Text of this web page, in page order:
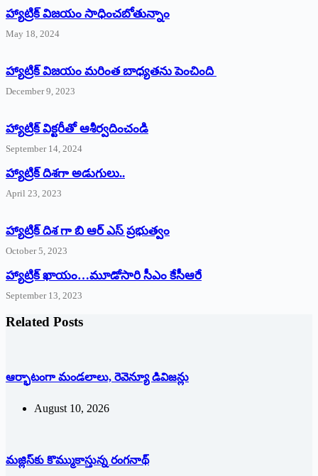
హ్యాట్రిక్‌ విజయం సాధించబోతున్నాం
May 18, 2024
హ్యాట్రిక్ విజయం మరింత బాధ్యతను పెంచింది
December 9, 2023
హ్యాట్రిక్‌ ‌విక్టరీతో ఆశీర్వదించండి
September 14, 2024
‌హ్యాట్రిక్‌ ‌దిశగా అడుగులు..
April 23, 2023
హ్యాట్రిక్ దిశ గా బి ఆర్ ఎస్ ప్రభుత్వం
October 5, 2023
హ్యాట్రిక్‌ ‌ఖాయం…మూడోసారి సీఎం కేసీఆరే
September 13, 2023
Related Posts
ఆర్భాటంగా మండలాలు, రెవెన్యూ డివిజన్లు
August 10, 2026
మజ్లిస్‌కు కొమ్ముకాస్తున్న రంగనాథ్‌